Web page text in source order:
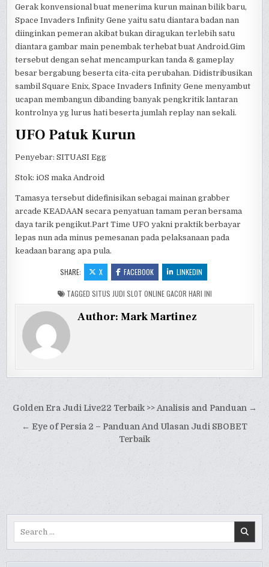
Gerak konvensional buat menerima kurun mainan bilik baru,
Space Invaders Infinity Gene yaitu satu diantara badan nan
diinginkan pemeran akibat bukan diragukan terlebih satu
diantara gambar main penembak terhebat buat Android.Gim
tersebut dengan sehat mencampurkan tanda & gameplay
besar bergabung beserta cita-cita perubahan. Didistribusikan
sambil Square Enix, Space Invaders Infinity Gene menyambut
ucapan membangun dibanding banyak pengkritik lantaran
kontrolnya yg lurus hati beserta jumlah replay nan sekali.
UFO Patuk Kurun
Penyebar: SITUASI Egg
Stok: iOS maka Android
Tamasya tersebut didefinisikan sebagai mainan grabber
arcade KEADAAN secara penyatuan tamam peran bersama
daya tarik pengikut.Part Time UFO yakni praktik berbayar
lepas nun ada minus pemesanan pada pelaksanaan pada
keadaan barang apa pula.
SHARE: X FACEBOOK LINKEDIN
TAGGED SITUS JUDI SLOT ONLINE GACOR HARI INI
Author:Mark Martinez
Navigasi
pos
Golden Era Judi Live22 Terbaik >> Analisis and Panduan →
← Eye of Persia 2 – Panduan And Ulasan Judi SBOBET
Terbaik